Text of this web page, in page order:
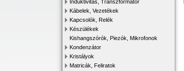
Induktivitás, Transzformátor
Kábelek, Vezetékek
Kapcsolók, Relék
Készülékek
Kishangszórók, Piezók, Mikrofonok
Kondenzátor
Kristályok
Matricák, Feliratok